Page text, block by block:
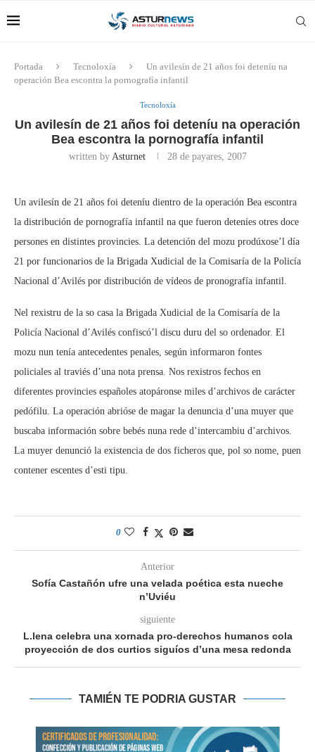
Portada Tecnoloxía
Un avilesín de 21 años foi deteníu na
operación Bea escontra la pornografía infantil
Tecnoloxía
Un avilesín de 21 años foi deteníu na operación
Bea escontra la pornografía infantil
written by Asturnet 28 de payares, 2007
Un avilesín de 21 años foi deteníu dientro de la operación Bea escontra
la distribución de pornografía infantil na que fueron deteníes otres doce
persones en distintes provincies. La detención del mozu prodúxose’l día
21 por funcionarios de la Brigada Xudicial de la Comisaría de la Policía
Nacional d’Avilés por distribución de vídeos de pronografía infantil.
Nel rexistru de la so casa la Brigada Xudicial de la Comisaría de la
Policía Nacional d’Avilés confiscó’l discu duru del so ordenador. El
mozu nun tenía antecedentes penales, según informaron fontes
policiales al traviés d’una nota prensa. Nos rexistros fechos en
diferentes provincies españoles atopáronse miles d’archivos de carácter
pedófilu. La operación abrióse de magar la denuncia d’una muyer que
buscaba información sobre bebés nuna rede d’intercambiu d’archivos.
La muyer denunció la existencia de dos ficheros que, pol so nome, puen
contener escentes d’esti tipu.
0
Anterior
Sofía Castañón ufre una velada poética esta nueche
n’Uviéu
siguiente
L.lena celebra una xornada pro-derechos humanos cola
proyección de dos curtios siguíos d’una mesa redonda
TAMIÉN TE PODRIA GUSTAR